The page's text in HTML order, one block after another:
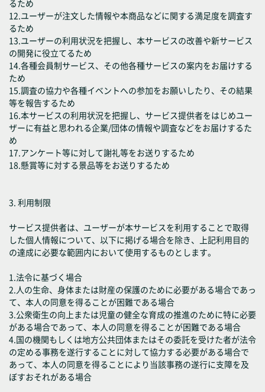
るため
12.ユーザーが注文した情報や本商品などに関する満足度を調査す
るため
13.ユーザーの利用状況を把握し、本サービスの改善や新サービス
の開発に役立てるため
14.各種会員制サービス、その他各種サービスの案内をお届けする
ため
15.調査の協力や各種イベントへの参加をお願いしたり、その結果
等を報告するため
16.本サービスの利用状況を把握し、サービス提供者をはじめユー
ザーに有益と思われる企業/団体の情報や調査などをお届けするた
め
17.アンケート等に対して謝礼等をお送りするため
18.懸賞等に対する景品等をお送りするため
3. 利用制限
サービス提供者は、ユーザーが本サービスを利用することで取得
した個人情報について、以下に掲げる場合を除き、上記利用目的
の達成に必要な範囲内において使用するものとします。
1.法令に基づく場合
2.人の生命、身体または財産の保護のために必要がある場合であっ
て、本人の同意を得ることが困難である場合
3.公衆衛生の向上または児童の健全な育成の推進のために特に必要
がある場合であって、本人の同意を得ることが困難である場合
4.国の機関もしくは地方公共団体またはその委託を受けた者が法令
の定める事務を遂行することに対して協力する必要がある場合で
あって、本人の同意を得ることにより当該事務の遂行に支障を及
ぼすおそれがある場合